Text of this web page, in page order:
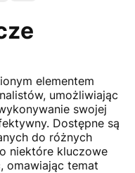
elementem
umożliwiając
swojej
Dostępne są
do różnych
niektóre kluczowe
omawiając temat